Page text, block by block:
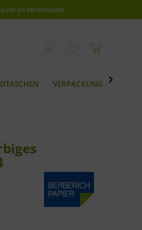
an Verbraucher.
VERPACKUNG 